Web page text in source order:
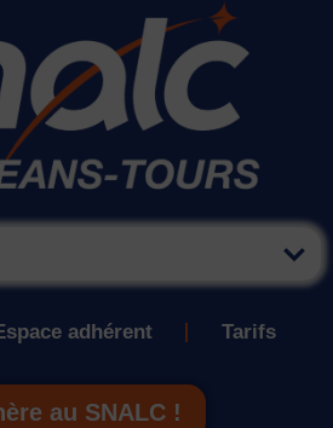
adhérent Tarifs
au SNALC !